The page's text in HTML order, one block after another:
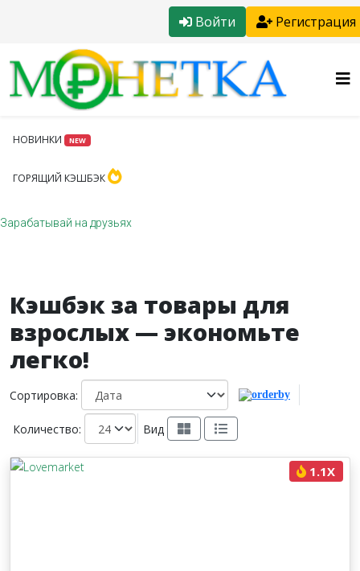
Войти Регистрация
НОВИНКИ NEW
ГОРЯЩИЙ КЭШБЭК
Зарабатывай на друзьях
Кэшбэк за товары для
взрослых — экономьте
легко!
Сортировка:
Количество: Вид
1.1X